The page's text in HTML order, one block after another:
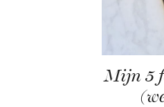
Mijn 5